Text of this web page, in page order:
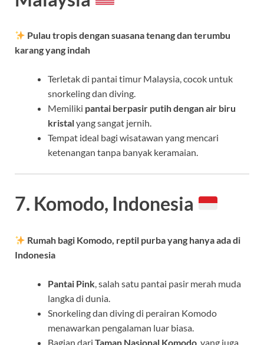
Pulau tropis dengan suasana tenang dan terumbu
karang yang indah
Terletak di pantai timur Malaysia, cocok untuk
snorkeling dan diving.
Memiliki pantai berpasir putih dengan air biru
kristalyang sangat jernih.
Tempat ideal bagi wisatawan yang mencari
ketenangan tanpa banyak keramaian.
7. Komodo, Indonesia
Rumah bagi Komodo, reptil purba yang hanya ada di
Indonesia
Pantai Pink, salah satu pantai pasir merah muda
langka di dunia.
Snorkeling dan diving di perairan Komodo
menawarkan pengalaman luar biasa.
Bagian dari Taman Nasional Komodo , yang juga